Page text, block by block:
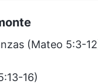
(Mateo 5:3-
16)